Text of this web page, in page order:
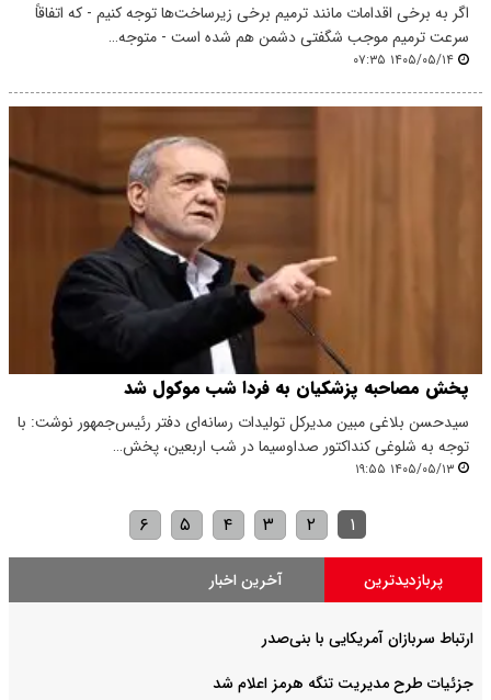
اگر به برخی اقدامات مانند ترمیم برخی زیرساخت‌ها توجه کنیم - که اتفاقاً
سرعت ترمیم موجب شگفتی دشمن هم شده است - متوجه…
۱۴۰۵/۰۵/۱۴ ۰۷:۳۵
پخش مصاحبه پزشکیان به فردا شب موکول شد
سیدحسن بلاغی مبین مدیرکل تولیدات رسانه‌ای دفتر رئیس‌جمهور نوشت: با
توجه به شلوغی کنداکتور صداوسیما در شب اربعین، پخش…
۱۴۰۵/۰۵/۱۳ ۱۹:۵۵
۱ ۲ ۳ ۴ ۵ ۶
پربازدیدترین آخرین اخبار
ارتباط سربازان آمریکایی با بنی‌صدر
جزئیات طرح مدیریت تنگه هرمز اعلام شد